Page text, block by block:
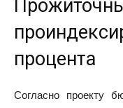
процента
Согласно проекту